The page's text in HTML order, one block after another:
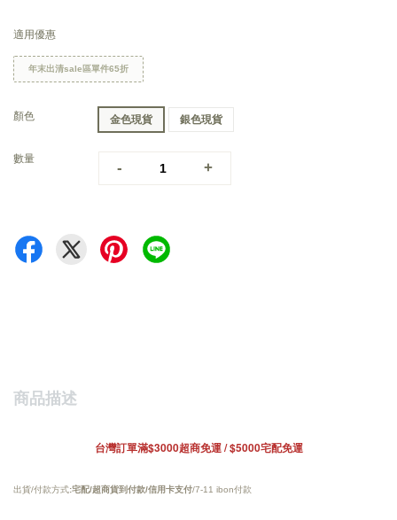
適用優惠
年末出清sale區單件65折
顏色 金色現貨 銀色現貨
數量
- +
商品描述
台灣訂單滿$3000超商免運 / $5000宅配免運
出貨/付款方式:宅配/超商貨到付款/信用卡支付/7-11 ibon付款